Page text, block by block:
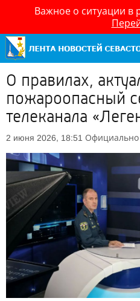
Важное о ситуации в
О правилах,
пожароопасный
телеканала
2 июня 2026, 18:51 Официально